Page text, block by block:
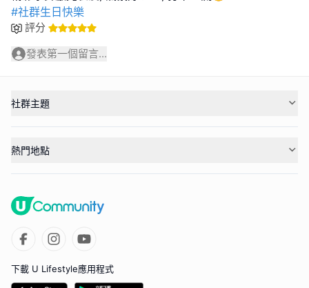
#社群生日快樂
評分
發表第一個留言...
社群主題
熱門地點
下載 U Lifestyle應用程式